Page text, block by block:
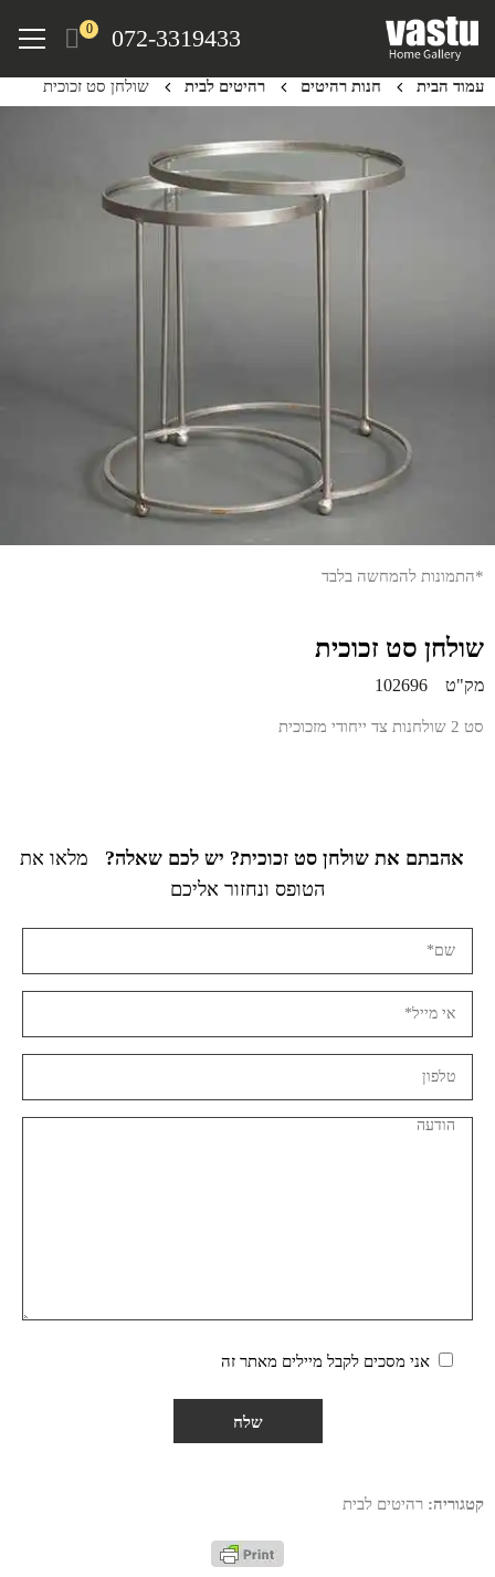
content
072-3319433
0
Menu
עמוד הבית חנות רהיטים רהיטים לבית שולחן סט זכוכית
*התמונות להמחשה בלבד
שולחן סט זכוכית
מק"ט 102696
סט 2 שולחנות צד ייחודי מזכוכית
אהבתם את שולחן סט זכוכית? יש לכם שאלה?
מלאו את
הטופס ונחזור אליכם
אני מסכים לקבל מיילים מאתר זה
קטגוריה: רהיטים לבית